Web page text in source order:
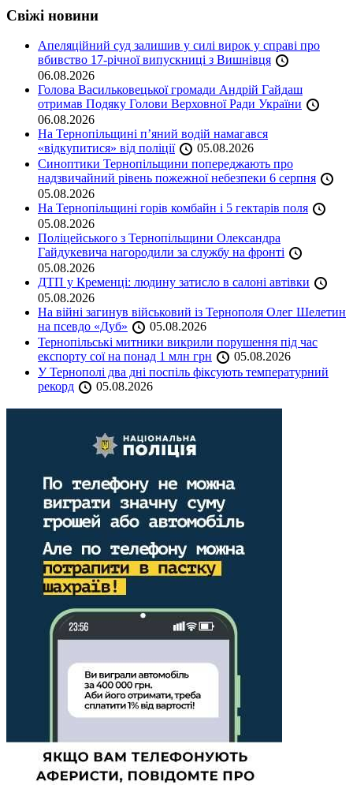
Свіжі новини
Апеляційний суд залишив у силі вирок у справі про
вбивство 17-річної випускниці з Вишнівця
06.08.2026
Голова Васильковецької громади Андрій Гайдаш
отримав Подяку Голови Верховної Ради України
06.08.2026
На Тернопільщині п’яний водій намагався
«відкупитися» від поліції
05.08.2026
Синоптики Тернопільщини попереджають про
надзвичайний рівень пожежної небезпеки 6 серпня
05.08.2026
На Тернопільщині горів комбайн і 5 гектарів поля
05.08.2026
Поліцейського з Тернопільщини Олександра
Гайдукевича нагородили за службу на фронті
05.08.2026
ДТП у Кременці: людину затисло в салоні автівки
05.08.2026
На війні загинув військовий із Тернополя Олег Шелетин
на псевдо «Дуб»
05.08.2026
Тернопільські митники викрили порушення під час
експорту сої на понад 1 млн грн
05.08.2026
У Тернополі два дні поспіль фіксують температурний
рекорд
05.08.2026